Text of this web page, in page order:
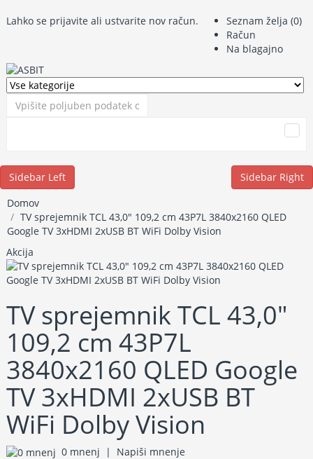
Lahko se prijavite ali ustvarite nov račun.
Seznam želja (0)
Račun
Na blagajno
Sidebar Left
Sidebar Right
Domov
TV sprejemnik TCL 43,0" 109,2 cm 43P7L 3840x2160 QLED
Google TV 3xHDMI 2xUSB BT WiFi Dolby Vision
Akcija
TV sprejemnik TCL 43,0"
109,2 cm 43P7L
3840x2160 QLED Google
TV 3xHDMI 2xUSB BT
WiFi Dolby Vision
0 mnenj | Napiši mnenje